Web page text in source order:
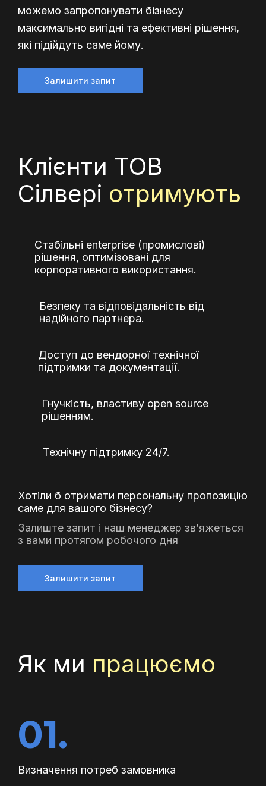
можемо запропонувати бізнесу
максимально вигідні та ефективні рішення,
які підійдуть саме йому.
Залишити запит
Клієнти ТОВ
Сілвері отримують
Стабільні enterprise (промислові)
рішення, оптимізовані для
корпоративного використання.
Безпеку та відповідальність від
надійного партнера.
Доступ до вендорної технічної
підтримки та документації.
Гнучкість, властиву open source
рішенням.
Технічну підтримку 24/7.
Хотіли б отримати персональну пропозицію
саме для вашого бізнесу?
Залиште запит і наш менеджер зв’яжеться
з вами протягом робочого дня
Залишити запит
Як ми працюємо
01.
Визначення потреб замовника